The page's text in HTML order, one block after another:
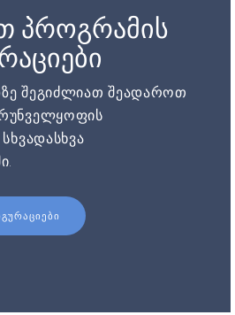
პროგრამის
შეგიძლიათ შეადაროთ